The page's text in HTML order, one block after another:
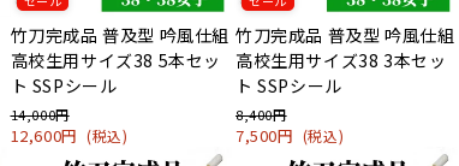
竹刀完成品 普及型 吟風仕組
高校生用サイズ38 5本セッ
ト SSPシール
14,000円
12,600円 (税込)
竹刀完成品 普及型 吟風仕組
高校生用サイズ38 3本セッ
ト SSPシール
8,400円
7,500円 (税込)